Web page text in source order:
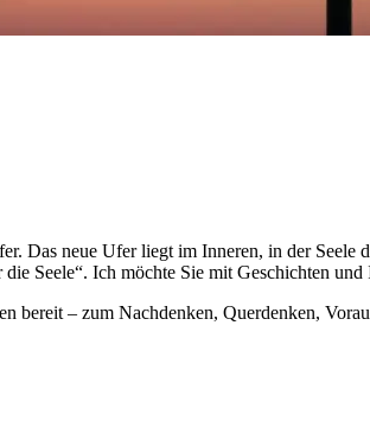
Das neue Ufer liegt im Inneren, in der
Seele“. Ich möchte Sie mit Geschichten
bereit – zum Nachdenken, Querdenken,